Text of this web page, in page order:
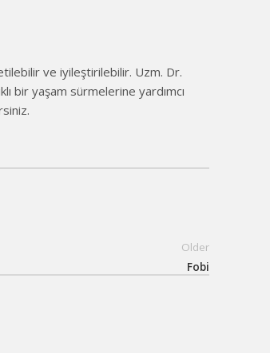
ve iyileştirilebilir. Uzm. Dr.
bir yaşam sürmelerine yardımcı
Older
Fobi